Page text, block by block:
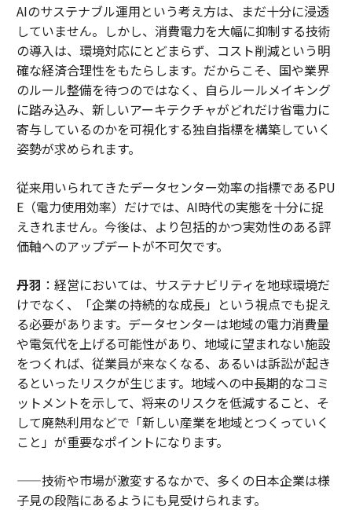
AIのサステナブル運用という考え方は、まだ十分に浸透
していません。しかし、消費電力を大幅に抑制する技術
の導入は、環境対応にとどまらず、コスト削減という明
確な経済合理性をもたらします。だからこそ、国や業界
のルール整備を待つのではなく、自らルールメイキング
に踏み込み、新しいアーキテクチャがどれだけ省電力に
寄与しているのかを可視化する独自指標を構築していく
姿勢が求められます。
従来用いられてきたデータセンター効率の指標であるPU
E（電力使用効率）だけでは、AI時代の実態を十分に捉
えきれません。今後は、より包括的かつ実効性のある評
価軸へのアップデートが不可欠です。
丹羽 ：経営においては、サステナビリティを地球環境だ
けでなく、「企業の持続的な成長」という視点でも捉え
る必要があります。データセンターは地域の電力消費量
や電気代を上げる可能性があり、地域に望まれない施設
をつくれば、従業員が来なくなる、あるいは訴訟が起き
るといったリスクが生じます。地域への中長期的なコミ
ットメントを示して、将来のリスクを低減すること、そ
して廃熱利用などで「新しい産業を地域とつくっていく
こと」が重要なポイントになります。
——技術や市場が激変するなかで、多くの日本企業は様
子見の段階にあるようにも見受けられます。